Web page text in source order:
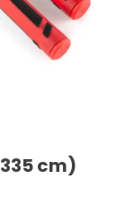
cm)